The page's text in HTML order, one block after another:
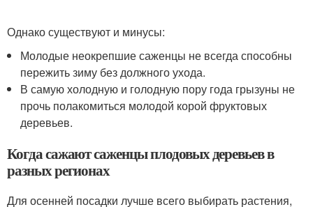
Однако существуют и минусы:
Молодые неокрепшие саженцы не всегда способны
пережить зиму без должного ухода.
В самую холодную и голодную пору года грызуны не
прочь полакомиться молодой корой фруктовых
деревьев.
Когда сажают саженцы плодовых деревьев в
разных регионах
Для осенней посадки лучше всего выбирать растения,